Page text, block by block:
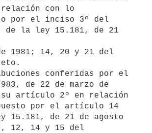
con lo
de la ley 15.181, de 21
conferidas por el
de 22 de marzo de
por el artículo 14
12, 14 y 15 del